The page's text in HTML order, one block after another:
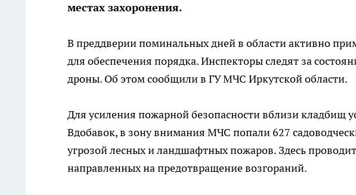
местах захоронения.
В преддверии поминальных дней в области активно
для обеспечения порядка. Инспекторы следят за
дроны. Об этом сообщили в ГУ МЧС Иркутской области.
Для усиления пожарной безопасности вблизи кладбищ
Вдобавок, в зону внимания МЧС попали 627
угрозой лесных и ландшафтных пожаров. Здесь
направленных на предотвращение возгораний.